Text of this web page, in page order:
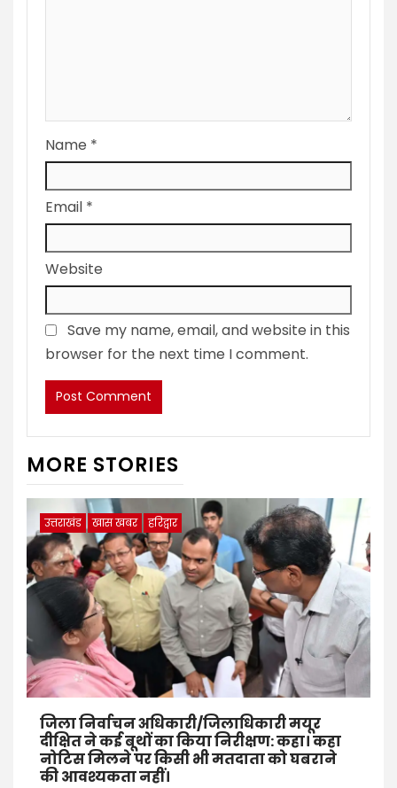
Name *
Email *
Website
Save my name, email, and website in this
browser for the next time I comment.
MORE STORIES
उत्तराखंड खास खबर हरिद्वार
जिला निर्वाचन अधिकारी/जिलाधिकारी मयूर
दीक्षित ने कई बूथों का किया निरीक्षण: कहा। कहा
नोटिस मिलने पर किसी भी मतदाता को घबराने
की आवश्यकता नहीं।